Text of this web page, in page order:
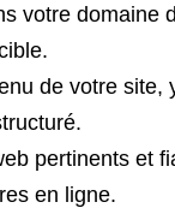
votre domaine
de votre
pertinents et
en ligne.